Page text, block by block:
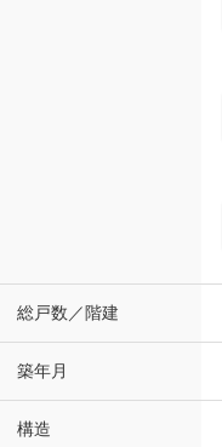
総戸数／階建
築年月
構造